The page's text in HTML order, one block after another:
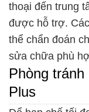
thoại đến trung
được hỗ trợ.
thể chẩn đoán
sửa chữa phù
Phòng
Plus